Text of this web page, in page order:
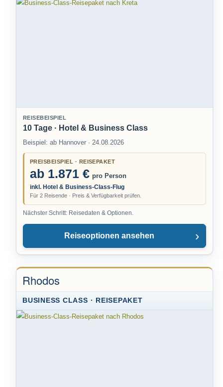
REISEBEISPIEL
10 Tage · Hotel & Business Class
Beispiel: ab Hannover · 24.08.2026
PREISBEISPIEL · REISEPAKET
ab 1.871 € pro Person
inkl. Hotel & Business-Class-Flug
Für 2 Reisende · Preis & Verfügbarkeit prüfen.
Nächster Schritt: Reisedaten & Optionen.
Reiseoptionen ansehen
Rhodos
BUSINESS CLASS · REISEPAKET